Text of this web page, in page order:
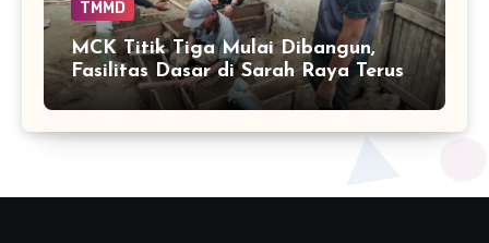
TMMD
MCK Titik Tiga Mulai Dibangun,
Fasilitas Dasar di Sarah Raya Terus
Bertambah